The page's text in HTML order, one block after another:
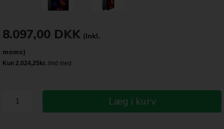
8.097,00 DKK (Inkl.
moms)
Læg i kurv